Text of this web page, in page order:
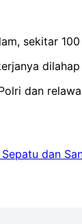
sekitar 100
dan
dan